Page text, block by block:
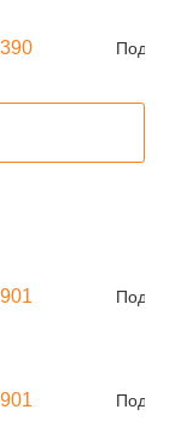
Под
Под
Под